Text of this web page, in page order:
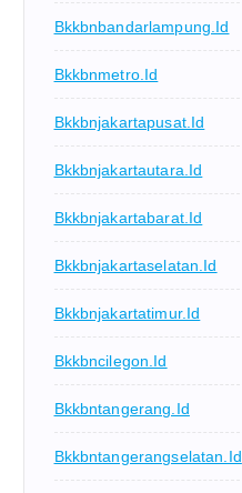
Bkkbnbandarlampung.id
Bkkbnmetro.id
Bkkbnjakartapusat.id
Bkkbnjakartautara.id
Bkkbnjakartabarat.id
Bkkbnjakartaselatan.id
Bkkbnjakartatimur.id
Bkkbncilegon.id
Bkkbntangerang.id
Bkkbntangerangselatan.id